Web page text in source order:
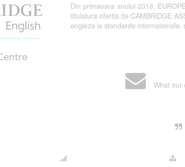
Din primavara anului 2018,
titulatura oferita de CAMBRIDGE
engleza la standarde internationale,
What our
urmatoarea sesiune de examinare.